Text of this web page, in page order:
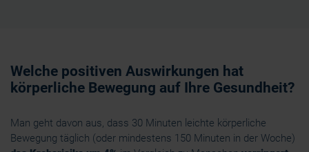
Welche positiven Auswirkungen hat
körperliche Bewegung auf Ihre Gesundheit?
Man geht davon aus, dass 30 Minuten leichte körperliche
Bewegung täglich (oder mindestens 150 Minuten in der Woche)